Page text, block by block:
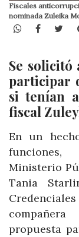
Fiscales
nominada Zuleika
WhatsApp
Se solicitó
participar
si tenían
fiscal
En un
Ministerio
Tania
propuesta